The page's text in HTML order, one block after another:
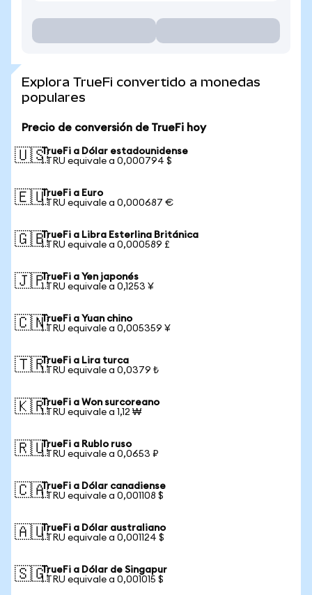
Explora TrueFi convertido a monedas
populares
Precio de conversión de TrueFi hoy
🇺🇸TrueFi a Dólar estadounidense
1 TRU equivale a 0,000794 $
🇪🇺TrueFi a Euro
1 TRU equivale a 0,000687 €
🇬🇧TrueFi a Libra Esterlina Británica
1 TRU equivale a 0,000589 £
🇯🇵TrueFi a Yen japonés
1 TRU equivale a 0,1253 ¥
🇨🇳TrueFi a Yuan chino
1 TRU equivale a 0,005359 ¥
🇹🇷TrueFi a Lira turca
1 TRU equivale a 0,0379 ₺
🇰🇷TrueFi a Won surcoreano
1 TRU equivale a 1,12 ₩
🇷🇺TrueFi a Rublo ruso
1 TRU equivale a 0,0653 ₽
🇨🇦TrueFi a Dólar canadiense
1 TRU equivale a 0,001108 $
🇦🇺TrueFi a Dólar australiano
1 TRU equivale a 0,001124 $
🇸🇬TrueFi a Dólar de Singapur
1 TRU equivale a 0,001015 $